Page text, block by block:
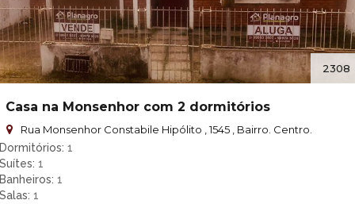
2308
Casa na Monsenhor com 2 dormitórios
Rua Monsenhor Constabile Hipólito , 1545 , Bairro. Centro.
Dormitórios 1
Suítes 1
Banheiros 1
Salas 1